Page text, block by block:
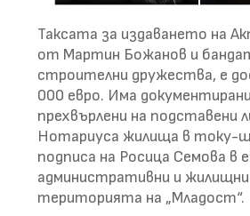
Таксата за издаването на
от Мартин Божанов и
строителни дружества, е
000 евро. Има
прехвърлени на подставени
Нотариуса жилища в току-
подписа на Росица Семова в
административни и жилищни
територията на „Младост“.